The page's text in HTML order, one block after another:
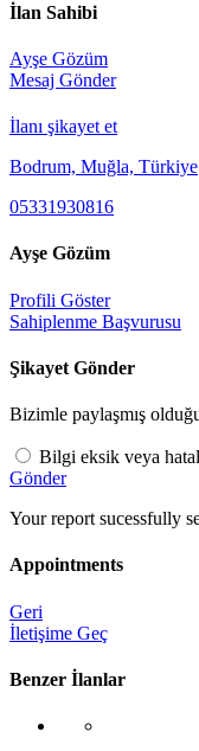
İlan Sahibi
Ayşe Gözüm
Mesaj Gönder
İlanı şikayet et
Bodrum, Muğla, Türkiye
05331930816
Ayşe Gözüm
Profili Göster
Sahiplenme Başvurusu
Şikayet Gönder
Bizimle paylaşmış
Bilgi eksik veya
Gönder
Your report sucessfully
Appointments
Geri
İletişime Geç
Benzer İlanlar